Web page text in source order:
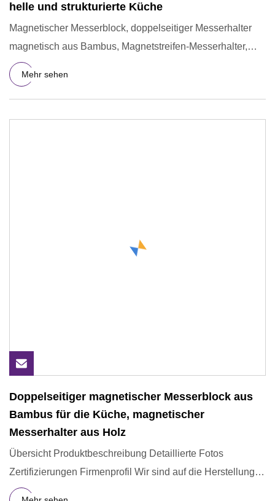
helle und strukturierte Küche
Magnetischer Messerblock, doppelseitiger Messerhalter
magnetisch aus Bambus, Magnetstreifen-Messerhalter,
perfekt für ei
Mehr sehen
Doppelseitiger magnetischer Messerblock aus
Bambus für die Küche, magnetischer
Messerhalter aus Holz
Übersicht Produktbeschreibung Detaillierte Fotos
Zertifizierungen Firmenprofil Wir sind auf die Herstellung
umweltfreun